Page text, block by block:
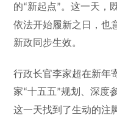
的“新起点”。这一天，
依法开始履新之日，也
新政同步生效。
行政长官李家超在新年
家“十五五”规划、深度
这一天找到了生动的注